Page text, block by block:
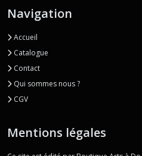
Navigation
Accueil
Catalogue
Contact
Qui sommes nous ?
CGV
Mentions légales